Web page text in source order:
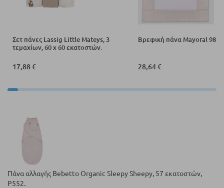
Σετ πάνες Lassig Little Mateys, 3
τεμαχίων, 60 x 60 εκατοστών.
17,88 €
Βρεφική πάνα Mayoral 9858.
28,64 €
Πάνα αλλαγής Bebetto Organic Sleepy Sheepy, 57 εκατοστών,
P552.